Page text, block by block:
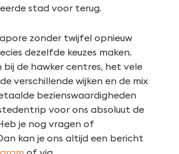
stad voor terug.
zonder twijfel opnieuw
dezelfde keuzes maken.
de hawker centres, het vele
verschillende wijken en de mix
bezienswaardigheden
voor ons absoluut de
je nog vragen of
kan je ons altijd een bericht